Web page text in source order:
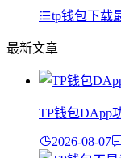
tp钱包下载
最新文章
TP钱包DApp
2026-08-07